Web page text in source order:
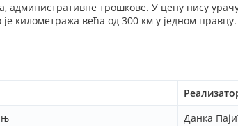
административне трошкове. У цену нису
је километража већа од 300 км у једном правцу.
Данка